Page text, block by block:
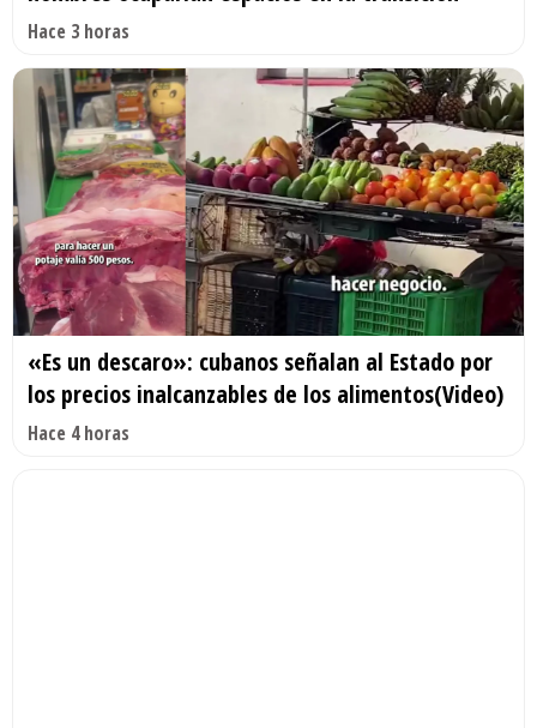
Hace 3 horas
«Es un descaro»: cubanos señalan al Estado por
los precios inalcanzables de los alimentos(Video)
Hace 4 horas